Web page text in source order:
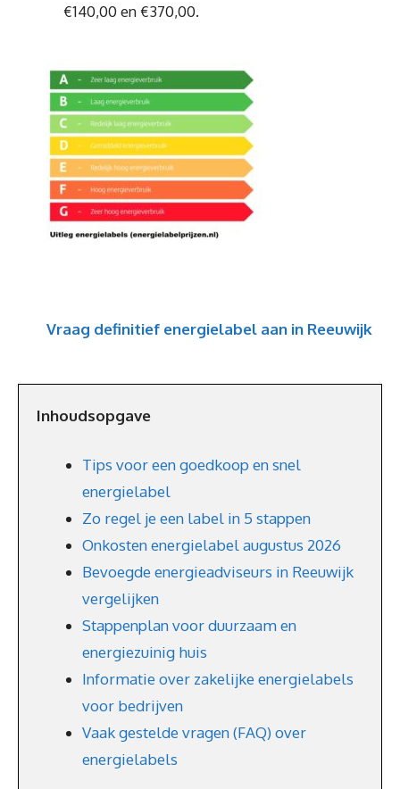
€140,00 en €370,00.
Vraag definitief energielabel aan in Reeuwijk
Inhoudsopgave
Tips voor een goedkoop en snel
energielabel
Zo regel je een label in 5 stappen
Onkosten energielabel augustus 2026
Bevoegde energieadviseurs in Reeuwijk
vergelijken
Stappenplan voor duurzaam en
energiezuinig huis
Informatie over zakelijke energielabels
voor bedrijven
Vaak gestelde vragen (FAQ) over
energielabels